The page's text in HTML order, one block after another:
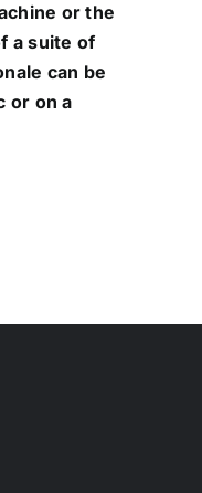
or the
a suite of
can be
or on a